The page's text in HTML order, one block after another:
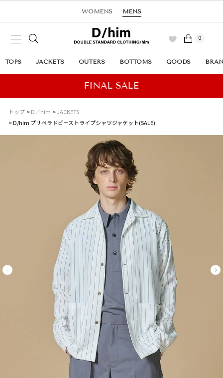
WOMENS MENS
0
TOPS JACKETS OUTERS BOTTOMS GOODS
トップ D／him
JACKETS
D/him プリペラドビーストライプシャツジャケット(SALE)